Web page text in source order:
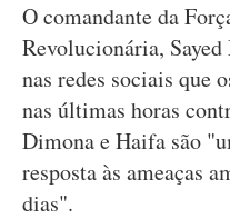
O comandante da
Revolucionária,
nas redes sociais que
nas últimas horas
Dimona e Haifa são
resposta às ameaças
dias".